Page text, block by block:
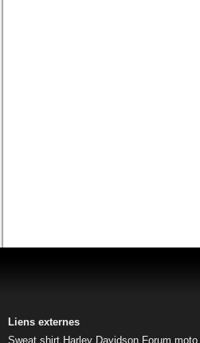
Liens externes
Sweat shirt Harley Davidson Forum moto